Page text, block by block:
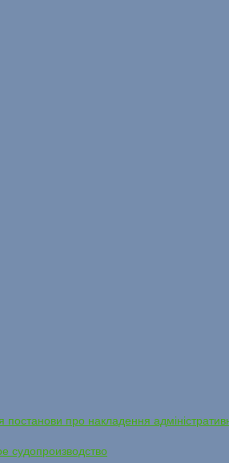
постанови про накладення
судопроизводство